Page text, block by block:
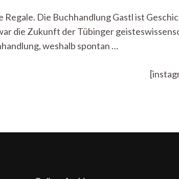
der
Nischen-
Die Buchhandlung Gastl ist
die Zukunft der Tübinger
weshalb spontan …